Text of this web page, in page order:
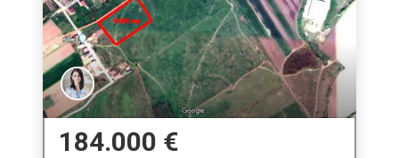
184.000 €